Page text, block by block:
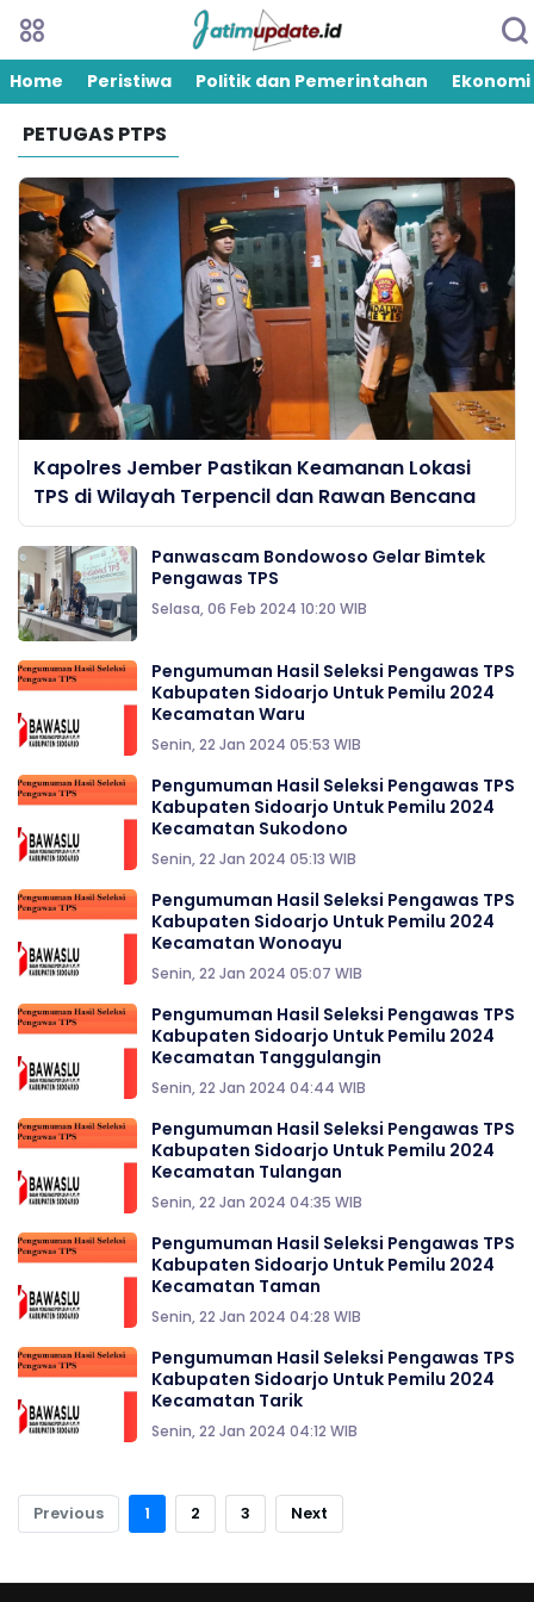
Home Peristiwa Politik dan Pemerintahan Ekonomi
PETUGAS PTPS
Kapolres Jember Pastikan Keamanan Lokasi
TPS di Wilayah Terpencil dan Rawan Bencana
Panwascam Bondowoso Gelar Bimtek
Pengawas TPS
Selasa, 06 Feb 2024 10:20 WIB
Pengumuman Hasil Seleksi Pengawas TPS
Kabupaten Sidoarjo Untuk Pemilu 2024
Kecamatan Waru
Senin, 22 Jan 2024 05:53 WIB
Pengumuman Hasil Seleksi Pengawas TPS
Kabupaten Sidoarjo Untuk Pemilu 2024
Kecamatan Sukodono
Senin, 22 Jan 2024 05:13 WIB
Pengumuman Hasil Seleksi Pengawas TPS
Kabupaten Sidoarjo Untuk Pemilu 2024
Kecamatan Wonoayu
Senin, 22 Jan 2024 05:07 WIB
Pengumuman Hasil Seleksi Pengawas TPS
Kabupaten Sidoarjo Untuk Pemilu 2024
Kecamatan Tanggulangin
Senin, 22 Jan 2024 04:44 WIB
Pengumuman Hasil Seleksi Pengawas TPS
Kabupaten Sidoarjo Untuk Pemilu 2024
Kecamatan Tulangan
Senin, 22 Jan 2024 04:35 WIB
Pengumuman Hasil Seleksi Pengawas TPS
Kabupaten Sidoarjo Untuk Pemilu 2024
Kecamatan Taman
Senin, 22 Jan 2024 04:28 WIB
Pengumuman Hasil Seleksi Pengawas TPS
Kabupaten Sidoarjo Untuk Pemilu 2024
Kecamatan Tarik
Senin, 22 Jan 2024 04:12 WIB
Previous 1 2 3 Next